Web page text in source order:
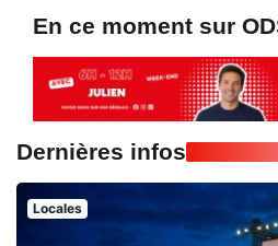
En ce moment sur
Dernières infos
Locales